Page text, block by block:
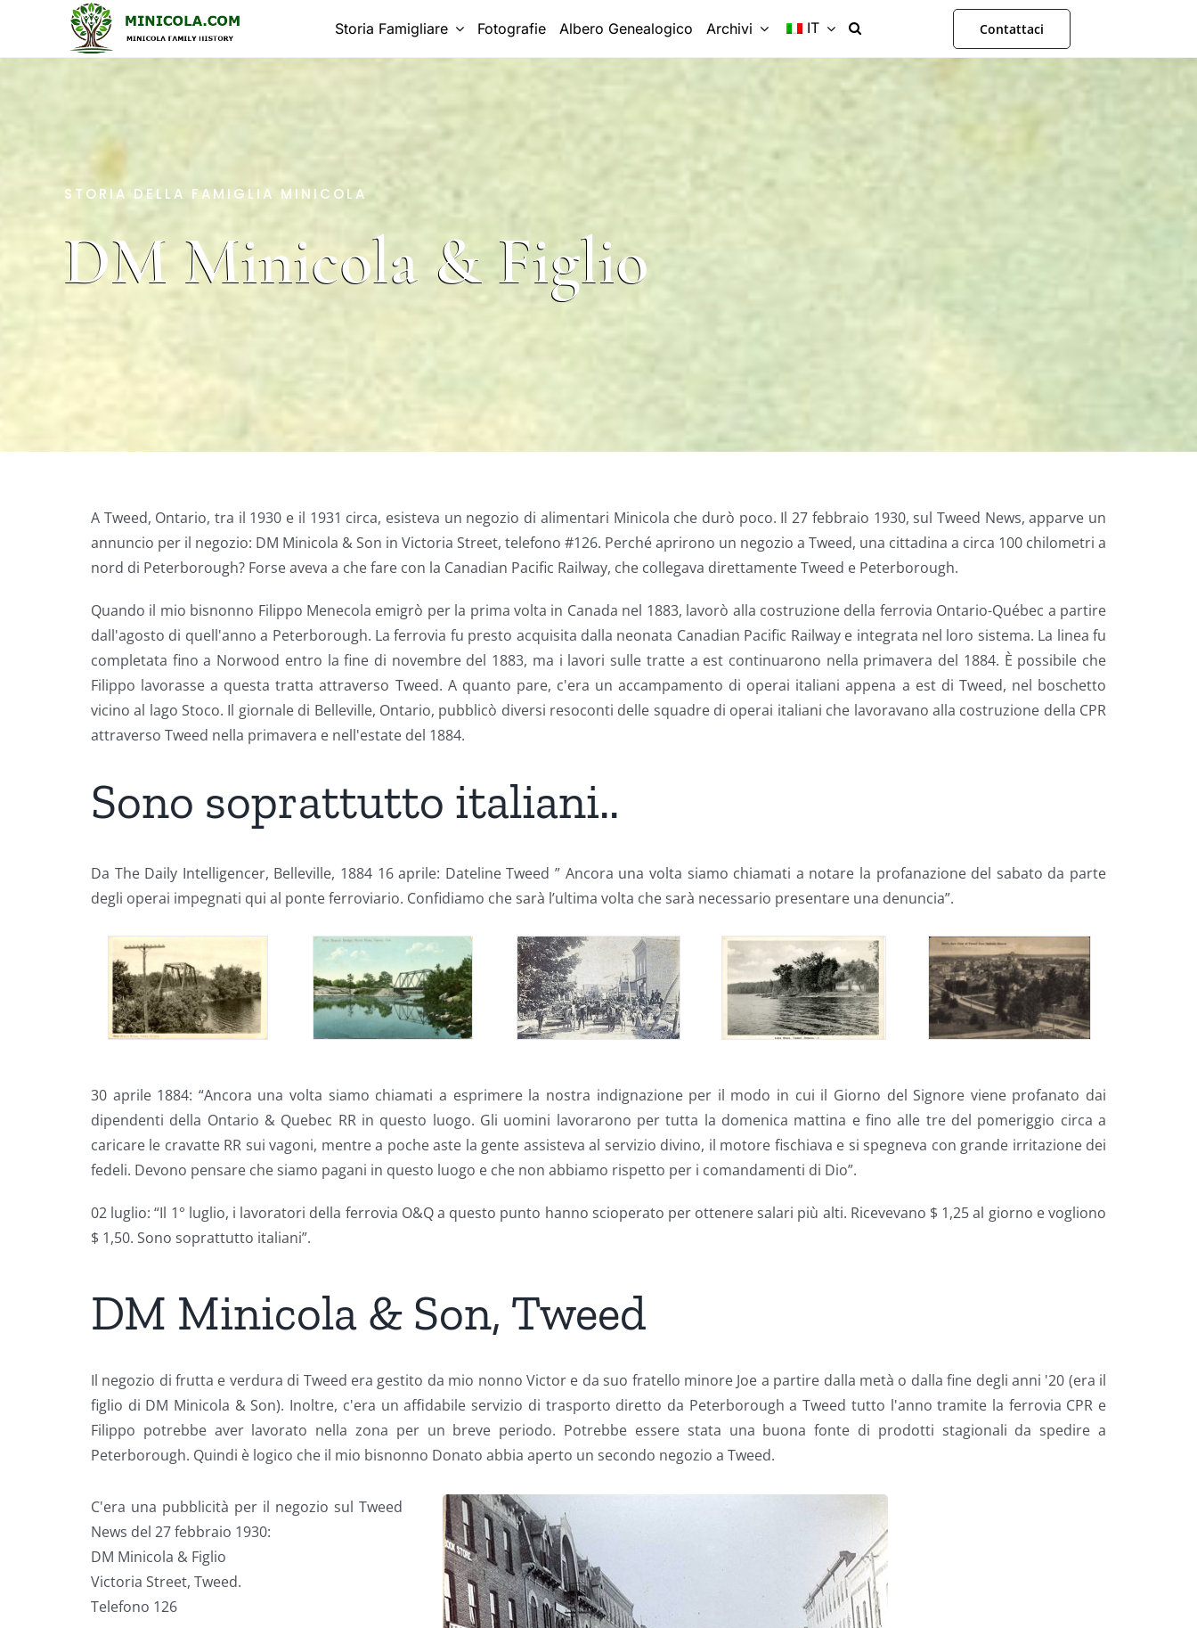
contenuto
Storia Famigliare Fotografie Albero Genealogico Archivi IT Contattaci
STORIA DELLA FAMIGLIA MINICOLA
DM Minicola & Figlio
A Tweed, Ontario, tra il 1930 e il 1931 circa, esisteva un negozio di alimentari Minicola che durò poco. Il 27 febbraio 1930, sul Tweed News, apparve un
annuncio per il negozio: DM Minicola & Son in Victoria Street, telefono #126. Perché aprirono un negozio a Tweed, una cittadina a circa 100 chilometri a
nord di Peterborough? Forse aveva a che fare con la Canadian Pacific Railway, che collegava direttamente Tweed e Peterborough.
Quando il mio bisnonno Filippo Menecola emigrò per la prima volta in Canada nel 1883, lavorò alla costruzione della ferrovia Ontario-Québec a partire
dall'agosto di quell'anno a Peterborough. La ferrovia fu presto acquisita dalla neonata Canadian Pacific Railway e integrata nel loro sistema. La linea fu
completata fino a Norwood entro la fine di novembre del 1883, ma i lavori sulle tratte a est continuarono nella primavera del 1884. È possibile che
Filippo lavorasse a questa tratta attraverso Tweed. A quanto pare, c'era un accampamento di operai italiani appena a est di Tweed, nel boschetto
vicino al lago Stoco. Il giornale di Belleville, Ontario, pubblicò diversi resoconti delle squadre di operai italiani che lavoravano alla costruzione della CPR
attraverso Tweed nella primavera e nell'estate del 1884.
Sono soprattutto italiani..
Da The Daily Intelligencer, Belleville, 1884 16 aprile: Dateline Tweed ” Ancora una volta siamo chiamati a notare la profanazione del sabato da parte
degli operai impegnati qui al ponte ferroviario. Confidiamo che sarà l’ultima volta che sarà necessario presentare una denuncia”.
30 aprile 1884: “Ancora una volta siamo chiamati a esprimere la nostra indignazione per il modo in cui il Giorno del Signore viene profanato dai
dipendenti della Ontario & Quebec RR in questo luogo. Gli uomini lavorarono per tutta la domenica mattina e fino alle tre del pomeriggio circa a
caricare le cravatte RR sui vagoni, mentre a poche aste la gente assisteva al servizio divino, il motore fischiava e si spegneva con grande irritazione dei
fedeli. Devono pensare che siamo pagani in questo luogo e che non abbiamo rispetto per i comandamenti di Dio”.
02 luglio: “Il 1° luglio, i lavoratori della ferrovia O&Q a questo punto hanno scioperato per ottenere salari più alti. Ricevevano $ 1,25 al giorno e vogliono
$ 1,50. Sono soprattutto italiani”.
DM Minicola & Son, Tweed
Il negozio di frutta e verdura di Tweed era gestito da mio nonno Victor e da suo fratello minore Joe a partire dalla metà o dalla fine degli anni '20 (era il
figlio di DM Minicola & Son). Inoltre, c'era un affidabile servizio di trasporto diretto da Peterborough a Tweed tutto l'anno tramite la ferrovia CPR e
Filippo potrebbe aver lavorato nella zona per un breve periodo. Potrebbe essere stata una buona fonte di prodotti stagionali da spedire a
Peterborough. Quindi è logico che il mio bisnonno Donato abbia aperto un secondo negozio a Tweed.
C'era una pubblicità per il negozio sul Tweed
News del 27 febbraio 1930:
DM Minicola & Figlio
Victoria Street, Tweed.
Telefono 126